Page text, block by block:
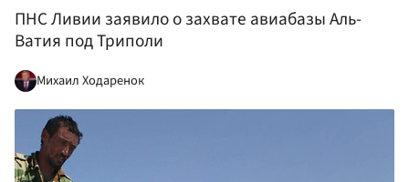
ПНС Ливии заявило о захвате авиабазы Аль-
Ватия под Триполи
Михаил Ходаренок